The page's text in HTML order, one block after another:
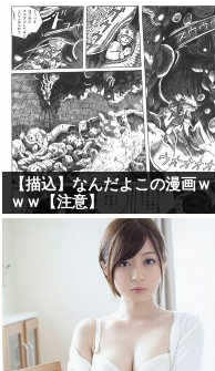
不明・被児童搾取センターか
らの通報により児ホ゜画像を
発見、逮捕
【描込】なんだよこの漫画ｗ
ｗｗ【注意】